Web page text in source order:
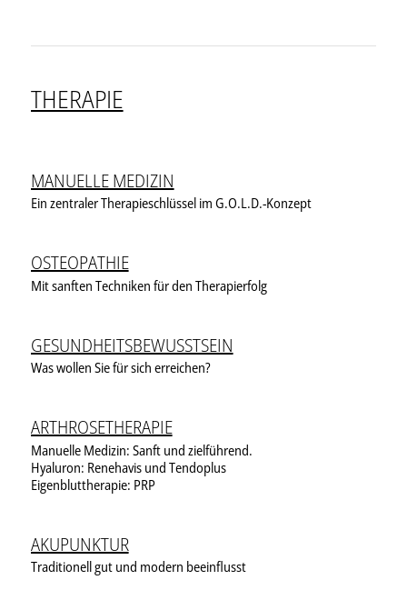
THERAPIE
MANUELLE MEDIZIN
Ein zentraler Therapieschlüssel im G.O.L.D.-Konzept
OSTEOPATHIE
Mit sanften Techniken für den Therapierfolg
GESUNDHEITSBEWUSSTSEIN
Was wollen Sie für sich erreichen?
ARTHROSETHERAPIE
Manuelle Medizin: Sanft und zielführend.
Hyaluron: Renehavis und Tendoplus
Eigenbluttherapie: PRP
AKUPUNKTUR
Traditionell gut und modern beeinflusst